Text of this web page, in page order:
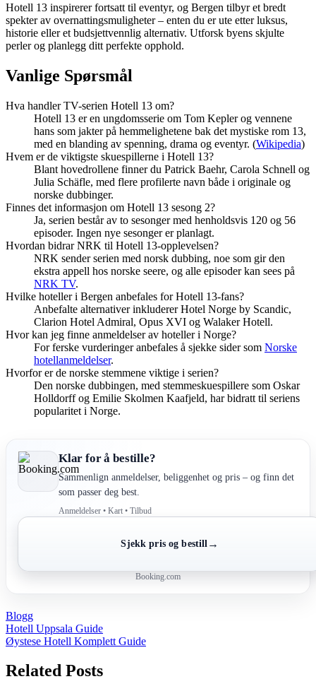
Hotell 13 inspirerer fortsatt til eventyr, og Bergen tilbyr et bredt
spekter av overnattingsmuligheter – enten du er ute etter luksus,
historie eller et budsjettvennlig alternativ. Utforsk byens skjulte
perler og planlegg ditt perfekte opphold.
Vanlige Spørsmål
Hva handler TV-serien Hotell 13 om?
Hotell 13 er en ungdomsserie om Tom Kepler og vennene
hans som jakter på hemmelighetene bak det mystiske rom 13,
med en blanding av spenning, drama og eventyr. (Wikipedia)
Hvem er de viktigste skuespillerne i Hotell 13?
Blant hovedrollene finner du Patrick Baehr, Carola Schnell og
Julia Schäfle, med flere profilerte navn både i originale og
norske dubbinger.
Finnes det informasjon om Hotell 13 sesong 2?
Ja, serien består av to sesonger med henholdsvis 120 og 56
episoder. Ingen nye sesonger er planlagt.
Hvordan bidrar NRK til Hotell 13-opplevelsen?
NRK sender serien med norsk dubbing, noe som gir den
ekstra appell hos norske seere, og alle episoder kan sees på
NRK TV.
Hvilke hoteller i Bergen anbefales for Hotell 13-fans?
Anbefalte alternativer inkluderer Hotel Norge by Scandic,
Clarion Hotel Admiral, Opus XVI og Walaker Hotell.
Hvor kan jeg finne anmeldelser av hoteller i Norge?
For ferske vurderinger anbefales å sjekke sider som Norske
hotellanmeldelser.
Hvorfor er de norske stemmene viktige i serien?
Den norske dubbingen, med stemmeskuespillere som Oskar
Holldorff og Emilie Skolmen Kaafjeld, har bidratt til seriens
popularitet i Norge.
Klar for å bestille?
Sammenlign anmeldelser, beliggenhet og pris – og finn det
som passer deg best.
Anmeldelser • Kart • Tilbud
Sjekk pris og bestill →
Booking.com
Blogg
Post
navigation
Hotell Uppsala Guide
Øystese Hotell Komplett Guide
Related Posts